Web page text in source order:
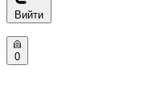
Вийти
0